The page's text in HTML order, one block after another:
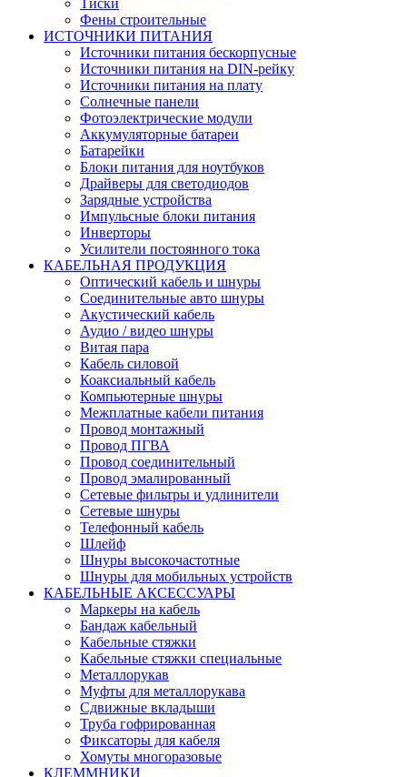
Фены строительные
ИСТОЧНИКИ ПИТАНИЯ
Источники питания бескорпусные
Источники питания на DIN-рейку
Источники питания на плату
Солнечные панели
Фотоэлектрические модули
Аккумуляторные батареи
Батарейки
Блоки питания для ноутбуков
Драйверы для светодиодов
Зарядные устройства
Импульсные блоки питания
Инверторы
Усилители постоянного тока
КАБЕЛЬНАЯ ПРОДУКЦИЯ
Оптический кабель и шнуры
Соединительные авто шнуры
Акустический кабель
Аудио / видео шнуры
Витая пара
Кабель силовой
Коаксиальный кабель
Компьютерные шнуры
Межплатные кабели питания
Провод монтажный
Провод ПГВА
Провод соединительный
Провод эмалированный
Сетевые фильтры и удлинители
Сетевые шнуры
Телефонный кабель
Шлейф
Шнуры высокочастотные
Шнуры для мобильных устройств
КАБЕЛЬНЫЕ АКСЕССУАРЫ
Маркеры на кабель
Бандаж кабельный
Кабельные стяжки
Кабельные стяжки специальные
Металлорукав
Муфты для металлорукава
Сдвижные вкладыши
Труба гофрированная
Фиксаторы для кабеля
Хомуты многоразовые
КЛЕММНИКИ